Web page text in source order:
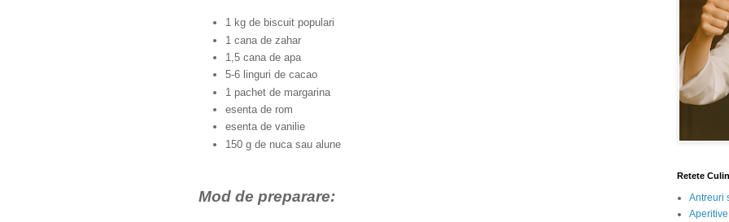
1 kg de biscuit populari
1 cana de zahar
1,5 cana de apa
5-6 linguri de cacao
1 pachet de margarina
esenta de rom
esenta de vanilie
150 g de nuca sau alune
Mod de preparare:
Retete
Antreuri